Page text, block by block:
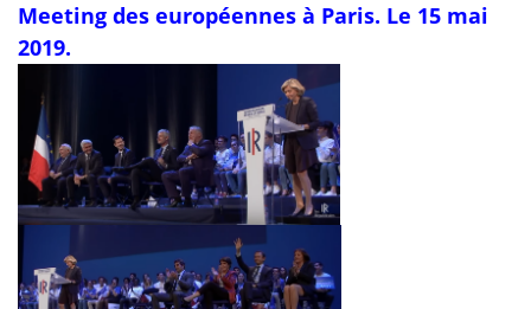
Meeting des européennes à Paris. Le 15 mai
2019.